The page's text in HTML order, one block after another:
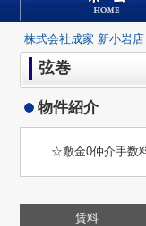
株式会社成家 新小岩店
弦巻
物件紹介
☆敷金0仲介手数
賃料